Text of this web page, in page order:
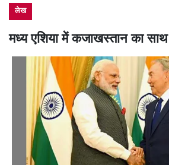
लेख
मध्य एशिया में कजाखस्तान का